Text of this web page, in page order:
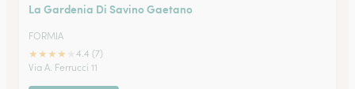
La Gardenia Di Savino Gaetano
FORMIA
★★★★
4.4 (7)
Via A. Ferrucci 11